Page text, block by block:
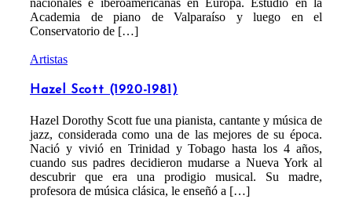
nacionales e iberoamericanas en Europa. Estudió en la
Academia de piano de Valparaíso y luego en el
Conservatorio de […]
Artistas
Hazel Scott (1920-1981)
Hazel Dorothy Scott fue una pianista, cantante y música de
jazz, considerada como una de las mejores de su época.
Nació y vivió en Trinidad y Tobago hasta los 4 años,
cuando sus padres decidieron mudarse a Nueva York al
descubrir que era una prodigio musical. Su madre,
profesora de música clásica, le enseñó a […]